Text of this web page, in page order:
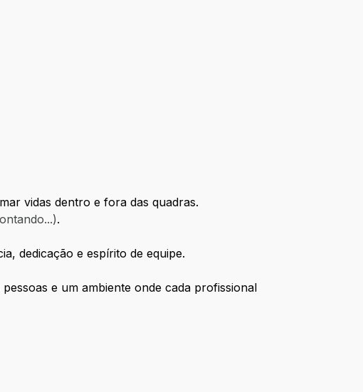
vidas dentro e fora das quadras.
.
dedicação e espírito de equipe.
e um ambiente onde cada profissional